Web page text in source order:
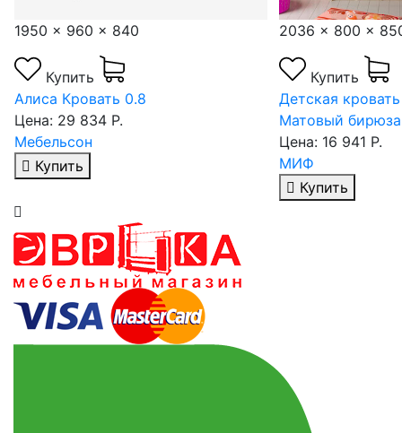
1950 x 960 x 840
Купить
Алиса Кровать 0.8
Цена: 29 834 Р.
Мебельсон
Купить
2036 x 800 x
Купить
Детская
Матовый
Цена: 16 941 Р.
МИФ
Купить